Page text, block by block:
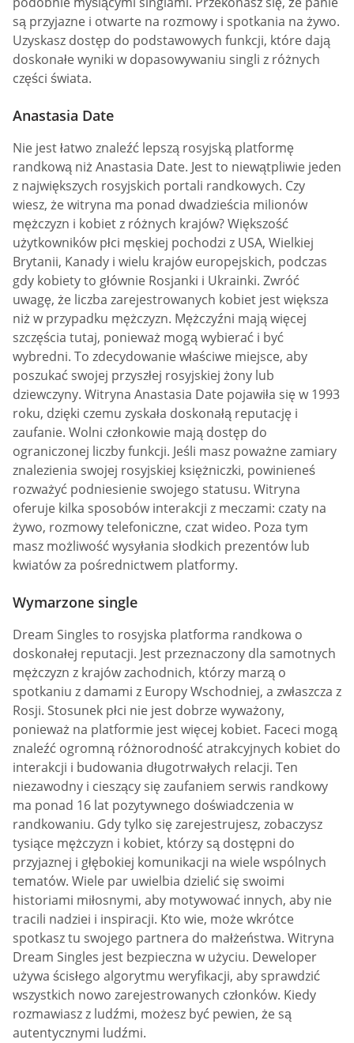
są przyjazne i otwarte na rozmowy i spotkania na żywo.
Uzyskasz dostęp do podstawowych funkcji, które dają
doskonałe wyniki w dopasowywaniu singli z różnych
części świata.
Anastasia Date
Nie jest łatwo znaleźć lepszą rosyjską platformę
randkową niż Anastasia Date. Jest to niewątpliwie jeden
z największych rosyjskich portali randkowych. Czy
wiesz, że witryna ma ponad dwadzieścia milionów
mężczyzn i kobiet z różnych krajów? Większość
użytkowników płci męskiej pochodzi z USA, Wielkiej
Brytanii, Kanady i wielu krajów europejskich, podczas
gdy kobiety to głównie Rosjanki i Ukrainki. Zwróć
uwagę, że liczba zarejestrowanych kobiet jest większa
niż w przypadku mężczyzn. Mężczyźni mają więcej
szczęścia tutaj, ponieważ mogą wybierać i być
wybredni. To zdecydowanie właściwe miejsce, aby
poszukać swojej przyszłej rosyjskiej żony lub
dziewczyny. Witryna Anastasia Date pojawiła się w 1993
roku, dzięki czemu zyskała doskonałą reputację i
zaufanie. Wolni członkowie mają dostęp do
ograniczonej liczby funkcji. Jeśli masz poważne zamiary
znalezienia swojej rosyjskiej księżniczki, powinieneś
rozważyć podniesienie swojego statusu. Witryna
oferuje kilka sposobów interakcji z meczami: czaty na
żywo, rozmowy telefoniczne, czat wideo. Poza tym
masz możliwość wysyłania słodkich prezentów lub
kwiatów za pośrednictwem platformy.
Wymarzone single
Dream Singles to rosyjska platforma randkowa o
doskonałej reputacji. Jest przeznaczony dla samotnych
mężczyzn z krajów zachodnich, którzy marzą o
spotkaniu z damami z Europy Wschodniej, a zwłaszcza z
Rosji. Stosunek płci nie jest dobrze wyważony,
ponieważ na platformie jest więcej kobiet. Faceci mogą
znaleźć ogromną różnorodność atrakcyjnych kobiet do
interakcji i budowania długotrwałych relacji. Ten
niezawodny i cieszący się zaufaniem serwis randkowy
ma ponad 16 lat pozytywnego doświadczenia w
randkowaniu. Gdy tylko się zarejestrujesz, zobaczysz
tysiące mężczyzn i kobiet, którzy są dostępni do
przyjaznej i głębokiej komunikacji na wiele wspólnych
tematów. Wiele par uwielbia dzielić się swoimi
historiami miłosnymi, aby motywować innych, aby nie
tracili nadziei i inspiracji. Kto wie, może wkrótce
spotkasz tu swojego partnera do małżeństwa. Witryna
Dream Singles jest bezpieczna w użyciu. Deweloper
używa ścisłego algorytmu weryfikacji, aby sprawdzić
wszystkich nowo zarejestrowanych członków. Kiedy
rozmawiasz z ludźmi, możesz być pewien, że są
autentycznymi ludźmi.